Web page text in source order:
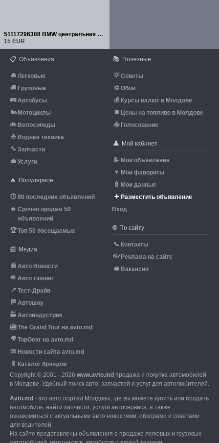
51117296308 BMW центральная опора бампера
15 EUR
📋 Объявления
🚘 Легковые
🚚 Грузовые
🚌 Автобусы
🏍 Мотоциклы
🚲 Велосипеды
⛵ Водная техника
🔧 Запчасти
💼 Услуги
🔥 Популярное
🕒 80 последних объявлений
🔥 Срочно продам 50
объявлений
🏆Топ 50 посещаемых
📰 Медиа
📰 Авто Новости
🌟 Авто тюнинг
📍 Тест-Драйв
🏁 Автошоу
🏭 Автоиндустрия
🎦 The Grand Tour на avto.md
🎥 TopGear на avto.md
📧 Новости сайта avto.md
📄 Каталог брэндов
📚 Полезные
💡 Советы
🎨 Обои
💰 Курсы валют в Молдове
⛽ Цены на топливо в Молдове
📥 Голосование
👤 Мой кабинет
📝 Мои объявления
♥ Мои фавориты
👮 Мои данные
➕ Разместить объявление
Вход
🌐 По сайту
📞 Контакты
👓 Реклама на сайте
💼 Вакансии
Copyright © 2001 - 2026 www.avto.md продажа и покупка автомобилей
в Молдове. Удобный поиск авто, запчастей и услуг для автолюбителей.
Avto.md - это авто портал Молдовы, где вы можете купить или продать
автомобиль, найти запчасти, услуги автосервиса, а также
ознакомиться с актуальными авто новостями, обзорами и советами
для водителей.
На сайте представлены объявления о продаже легковых и грузовых